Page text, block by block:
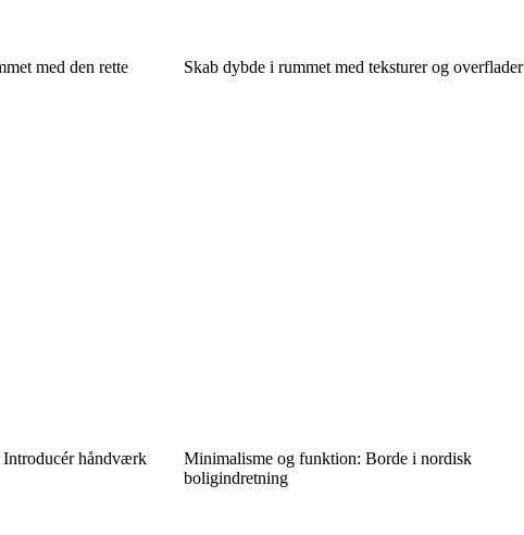
med den rette
Skab dybde i rummet med teksturer og overflader
håndværk
Minimalisme og funktion: Borde i nordisk
boligindretning